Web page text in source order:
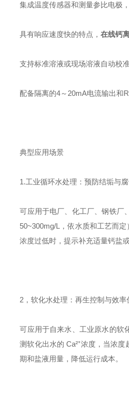
集成温度传感器和测量参比电极
具有响应速度快的特点，在线钙
支持标准溶液或现场溶液自动校
配备隔离的4～20mA电流输出和
典型应用场景
1.工业循环水处理：预防结垢与
可应用于电厂、化工厂、钢铁厂
50~300mg/L，依水质和工艺而
浓度过低时，提示补充适量钙盐
2，软化水处理：再生控制与效率
可应用于自来水、工业原水的软
测软化出水的 Ca²⁺浓度，当浓
期和盐液用量，降低运行成本。